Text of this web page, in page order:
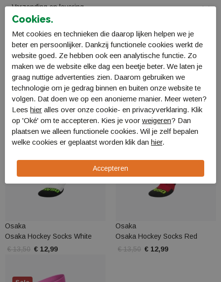
Verzending en levering
Gerelateerde producten
Osaka
Osaka Hockey Socks White
€ 13,50 € 12,99
Sale
Osaka
Osaka Hockey Socks Red
€ 13,50 € 12,99
Sale
Cookies.
Met cookies en technieken die daarop lijken helpen we je
beter en persoonlijker. Dankzij functionele cookies werkt de
website goed. Ze hebben ook een analytische functie. Zo
maken we de website elke dag een beetje beter. We laten je
graag nuttige advertenties zien. Daarom gebruiken we
technologie om je gedrag binnen en buiten onze website te
volgen. Dat doen we op een anonieme manier. Meer weten?
Lees hier alles over onze cookie- en privacyverklaring. Klik
op 'Oké' om te accepteren. Kies je voor weigeren? Dan
plaatsen we alleen functionele cookies. Wil je zelf bepalen
welke cookies er geplaatst worden klik dan hier.